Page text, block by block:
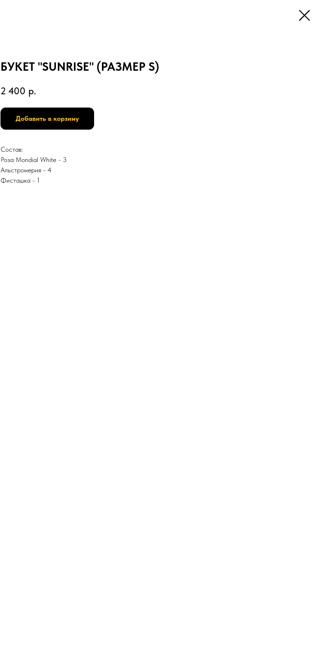
БУКЕТ "SUNRISE" (РАЗМЕР S)
2 400 р.
Добавить в корзину
Состав:
Роза Mondial White - 3
Альстромерия - 4
Фисташка - 1